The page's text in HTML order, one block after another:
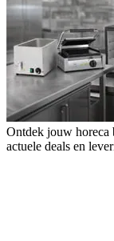
Ontdek jouw horeca
actuele deals en